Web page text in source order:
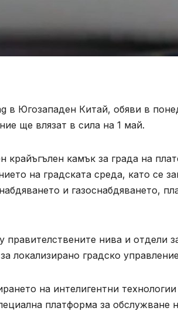
в Югозападен Китай, обяви в
ще влязат в сила на 1 май.
крайъгълен камък за града на
на градската среда, като се
и газоснабдяването,
нива и отдели
локализирано градско
на интелигентни
платформа за обслужване